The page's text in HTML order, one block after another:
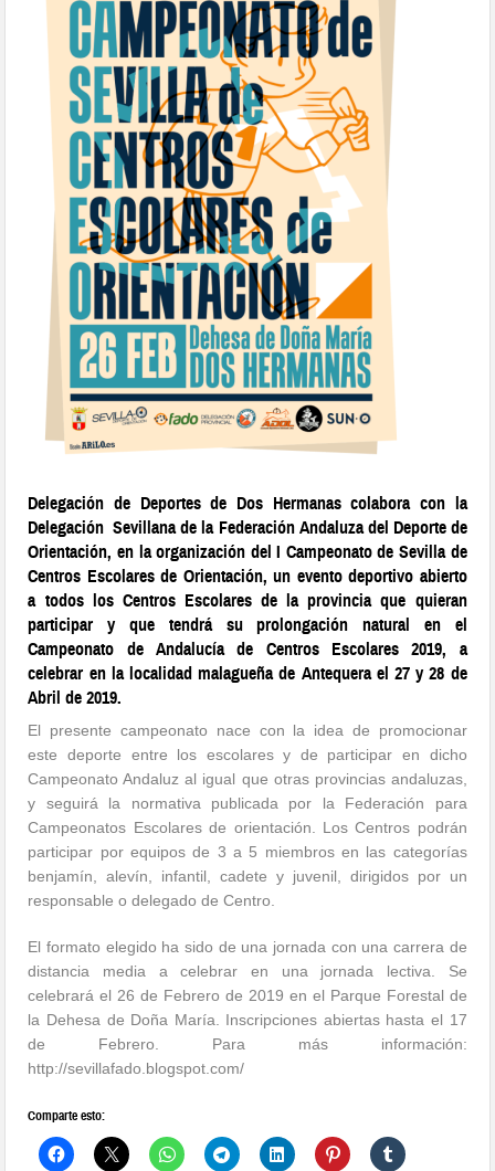
Delegación de Deportes de Dos Hermanas colabora con la
Delegación Sevillana de la Federación Andaluza del Deporte de
Orientación, en la organización del I Campeonato de Sevilla de
Centros Escolares de Orientación, un evento deportivo abierto
a todos los Centros Escolares de la provincia que quieran
participar y que tendrá su prolongación natural en el
Campeonato de Andalucía de Centros Escolares 2019, a
celebrar en la localidad malagueña de Antequera el 27 y 28 de
Abril de 2019.
El presente campeonato nace con la idea de promocionar
este deporte entre los escolares y de participar en dicho
Campeonato Andaluz al igual que otras provincias andaluzas,
y seguirá la normativa publicada por la Federación para
Campeonatos Escolares de orientación. Los Centros podrán
participar por equipos de 3 a 5 miembros en las categorías
benjamín, alevín, infantil, cadete y juvenil, dirigidos por un
responsable o delegado de Centro.
El formato elegido ha sido de una jornada con una carrera de
distancia media a celebrar en una jornada lectiva. Se
celebrará el 26 de Febrero de 2019 en el Parque Forestal de
la Dehesa de Doña María. Inscripciones abiertas hasta el 17
de Febrero. Para más información:
http://sevillafado.blogspot.com/
Comparte esto: